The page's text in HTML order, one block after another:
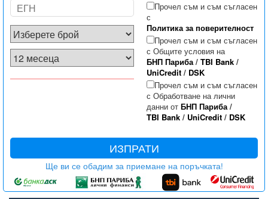
Прочел съм и съм съгласен
с
Политика за поверителност
Прочел съм и съм съгласен
с Общите условия на
БНП Париба/ TBI Bank/
UniCredit/ DSK
Прочел съм и съм съгласен
с Обработване на лични
данни от БНП Париба/
TBI Bank/ UniCredit/ DSK
ИЗПРАТИ
Ще ви се обадим за приемане на поръчката!